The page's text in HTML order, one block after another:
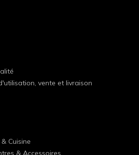
vente et livraison
Cuisine
& Accessoires